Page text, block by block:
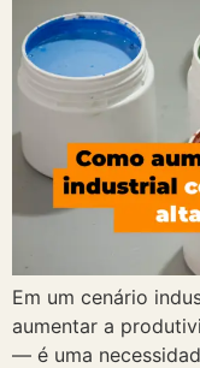
Em um cenário
aumentar a
— é uma